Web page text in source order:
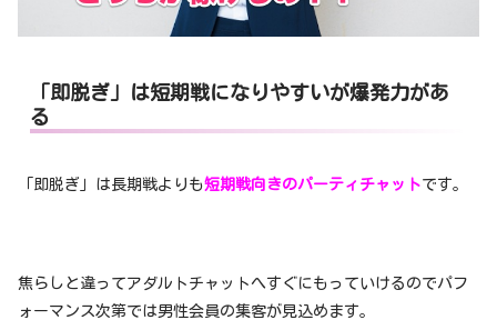
「即脱ぎ」は短期戦になりやすいが爆発力があ
る
「即脱ぎ」は長期戦よりも短期戦向きのパーティチャットです。
焦らしと違ってアダルトチャットへすぐにもっていけるのでパフ
ォーマンス次第では男性会員の集客が見込めます。